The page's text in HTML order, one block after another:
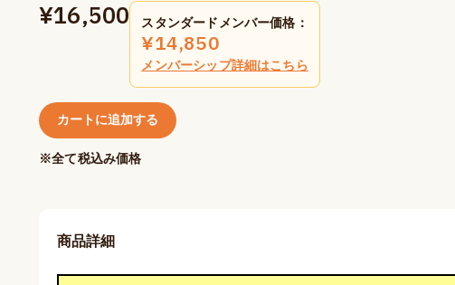
¥16,500 スタンダードメンバー価格：
¥14,850
メンバーシップ詳細はこちら
カートに追加する
※全て税込み価格
商品詳細